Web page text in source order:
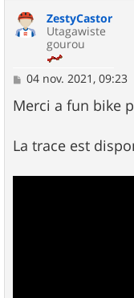
ZestyCastor
Utagawiste
gourou
M
s
s
g
e
04 nov. 2021, 09:23
Merci a fun bike
La trace est